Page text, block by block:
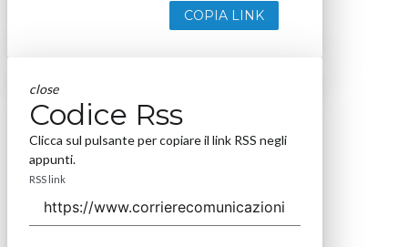
COPIA LINK
close
Codice Rss
Clicca sul pulsante per copiare il link RSS negli
appunti.
RSS link